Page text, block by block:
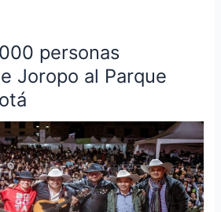
personas
Joropo al Parque